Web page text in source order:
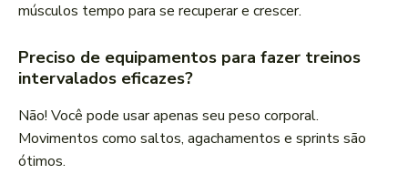
músculos tempo para se recuperar e crescer.
Preciso de equipamentos para fazer treinos
intervalados eficazes?
Não! Você pode usar apenas seu peso corporal.
Movimentos como saltos, agachamentos e sprints são
ótimos.